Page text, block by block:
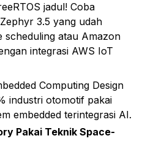
jadul! Coba
3.5 yang udah
atau Amazon
integrasi AWS IoT
Computing Design
industri otomotif pakai
embedded terintegrasi AI.
Pakai Teknik Space-